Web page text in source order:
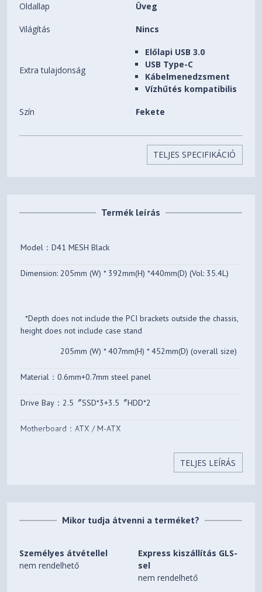
Oldallap Üveg
Világítás Nincs
Extra tulajdonság
Előlapi USB 3.0
USB Type-C
Kábelmenedzsment
Vízhűtés kompatibilis
Szín Fekete
Beépíthető HDD-k (3,5")
száma
0 db
ventilátorok(12CM) száma
8 db
Videokártya maximális
TELJES SPECIFIKÁCIÓ
Termék leírás
Model：D41 MESH Black
Dimension: 205mm (W) * 392mm(H) *440mm(D) (Vol: 35.4L)
*Depth does not include the PCI brackets outside the chassis,
height does not include case stand
205mm (W) * 407mm(H) * 452mm(D) (overall size)
Material：0.6mm+0.7mm steel panel
Drive Bay：2.5〞SSD*3+3.5〞HDD*2
Motherboard：ATX / M-ATX
Graphics card support：330-400mm
Fan mounting position：Top 120mm*3 or 140mm*2 Rear
TELJES LEÍRÁS
Mikor tudja átvenni a terméket?
Személyes átvétellel
nem rendelhető
Express kiszállítás GLS-
sel
nem rendelhető